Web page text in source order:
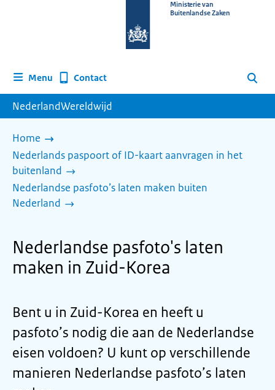
homepage
Ministerie van
Buitenlandse Zaken
Menu Contact Zoeken
NederlandWereldwijd
Home
Nederlands paspoort of ID-kaart aanvragen in het
buitenland
Nederlandse pasfoto’s laten maken buiten
Nederland
Nederlandse pasfoto's laten
maken in Zuid-Korea
Bent u in Zuid-Korea en heeft u
pasfoto’s nodig die aan de Nederlandse
eisen voldoen? U kunt op verschillende
manieren Nederlandse pasfoto’s laten